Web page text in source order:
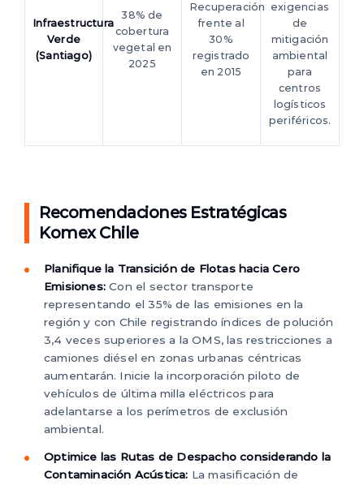
Infraestructura
Verde
(Santiago)
38% de
cobertura
vegetal en
2025
Recuperación
frente al
30%
registrado
en 2015
exigencias
de
mitigación
ambiental
para
centros
logísticos
periféricos.
Recomendaciones Estratégicas
Komex Chile
Planifique la Transición de Flotas hacia Cero
Emisiones: Con el sector transporte
representando el 35% de las emisiones en la
región y con Chile registrando índices de polución
3,4 veces superiores a la OMS, las restricciones a
camiones diésel en zonas urbanas céntricas
aumentarán. Inicie la incorporación piloto de
vehículos de última milla eléctricos para
adelantarse a los perímetros de exclusión
ambiental.
Optimice las Rutas de Despacho considerando la
Contaminación Acústica: La masificación de